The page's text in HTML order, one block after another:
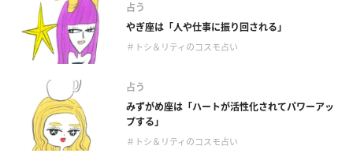
占う
やぎ座は「人や仕事に振り回される」
＃トシ＆リティのコスモ占い
占う
みずがめ座は「ハートが活性化されてパワーアッ
プする」
＃トシ＆リティのコスモ占い